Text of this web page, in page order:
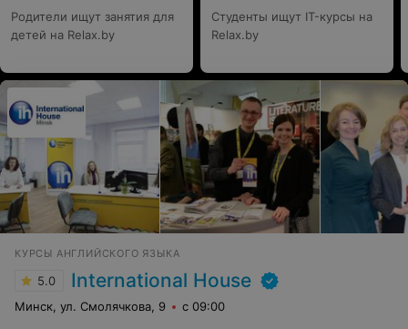
Родители ищут занятия для
детей на Relax.by
Студенты ищут IT-курсы на
Relax.by
КУРСЫ АНГЛИЙСКОГО ЯЗЫКА
5.0 International House
Минск, ул. Смолячкова, 9 с 09:00